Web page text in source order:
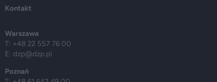
Kontakt
Warszawa
T: +48 22 557 76 00
E: dzp@dzp.pl
Poznań